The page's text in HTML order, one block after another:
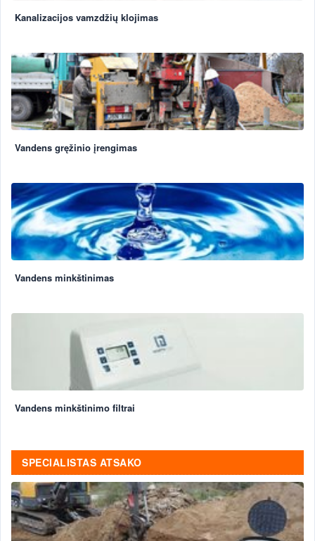
Kanalizacijos vamzdžių klojimas
Vandens gręžinio įrengimas
Vandens minkštinimas
Vandens minkštinimo filtrai
SPECIALISTAS ATSAKO